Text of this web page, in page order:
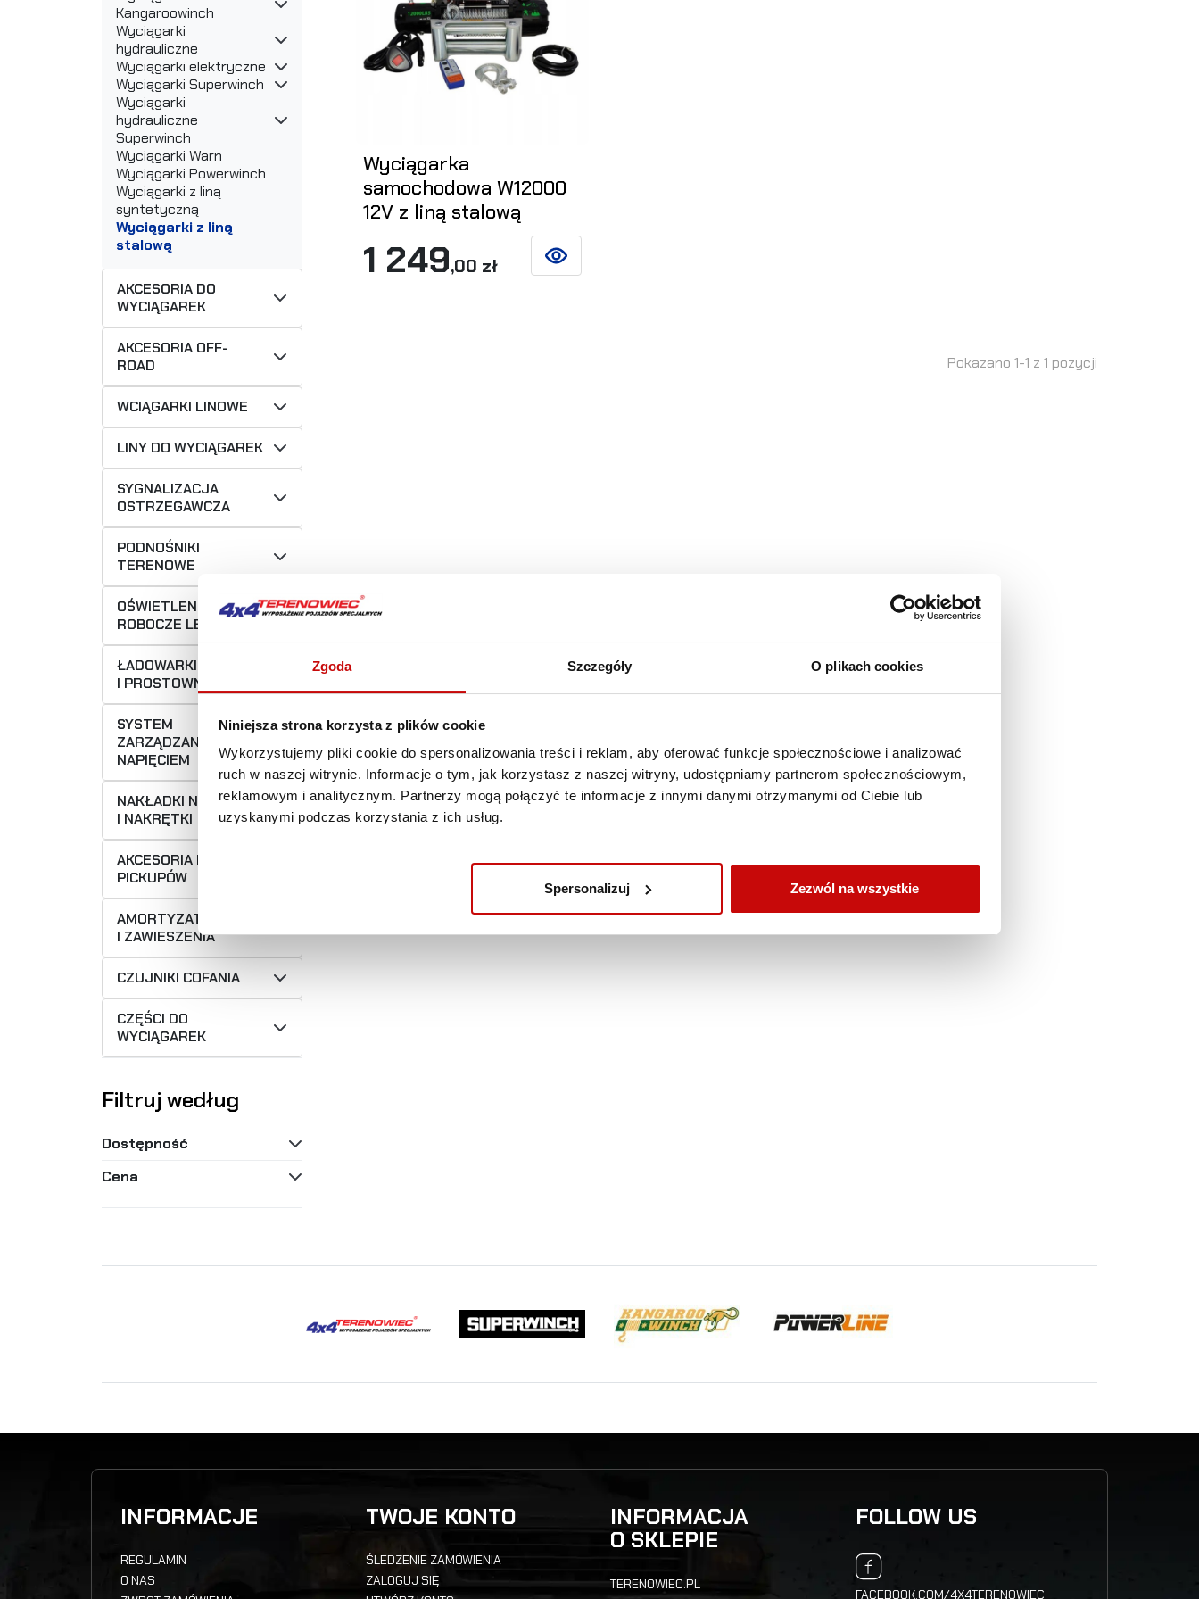
Zgoda Szczegóły O plikach cookies
Niniejsza strona korzysta z plików cookie
Wykorzystujemy pliki cookie do spersonalizowania treści i reklam, aby oferować funkcje społecznościowe i analizować
ruch w naszej witrynie. Informacje o tym, jak korzystasz z naszej witryny, udostępniamy partnerom społecznościowym,
reklamowym i analitycznym. Partnerzy mogą połączyć te informacje z innymi danymi otrzymanymi od Ciebie lub
uzyskanymi podczas korzystania z ich usług.
Spersonalizuj Zezwól na wszystkie
Kangaroowinch
Wyciągarki
hydrauliczne
Wyciągarki elektryczne
Wyciągarki Superwinch
Wyciągarki
hydrauliczne
Superwinch
Wyciągarki Warn
Wyciągarki Powerwinch
Wyciągarki z liną
syntetyczną
Wyciągarki z liną
stalową
AKCESORIA DO
WYCIĄGAREK
AKCESORIA OFF-
ROAD
WCIĄGARKI LINOWE
LINY DO WYCIĄGAREK
SYGNALIZACJA
OSTRZEGAWCZA
PODNOŚNIKI
TERENOWE
OŚWIETLENIE
ROBOCZE LED
ŁADOWARKI
I PROSTOWNIKI CTEK
SYSTEM
ZARZĄDZANIA
NAPIĘCIEM
NAKŁADKI NA ŚRUBY
I NAKRĘTKI
AKCESORIA DO
PICKUPÓW
AMORTYZATORY
I ZAWIESZENIA
CZUJNIKI COFANIA
CZĘŚCI DO
WYCIĄGAREK
Filtruj według
Dostępność
Cena
Wyciągarka
samochodowa W12000
12V z liną stalową
1 249,00 zł ZOBACZ SZCZEGÓŁY
Pokazano 1-1 z 1 pozycji
INFORMACJE
REGULAMIN
O NAS
TWOJE KONTO
ŚLEDZENIE ZAMÓWIENIA
ZALOGUJ SIĘ
INFORMACJA
O SKLEPIE
TERENOWIEC.PL
FOLLOW US
FACEBOOK.COM/4X4TERENOWIEC